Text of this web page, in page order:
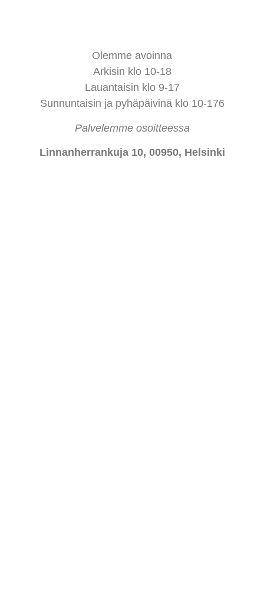
Olemme avoinna
Arkisin klo 10-18
Lauantaisin klo 9-17
Sunnuntaisin ja pyhäpäivinä klo 10-176
Palvelemme osoitteessa
Linnanherrankuja 10, 00950, Helsinki